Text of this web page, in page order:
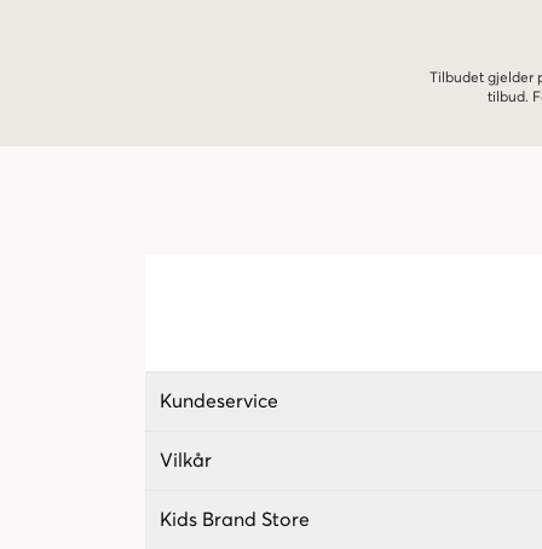
Tilbudet gjelder
tilbud.
Kundeservice
Vilkår
Kids Brand Store